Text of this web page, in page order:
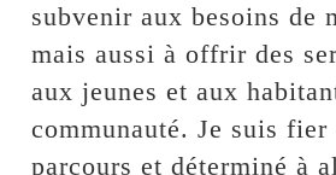
subvenir aux besoins de
mais aussi à offrir des
aux jeunes et aux
communauté. Je suis fier
parcours et déterminé à